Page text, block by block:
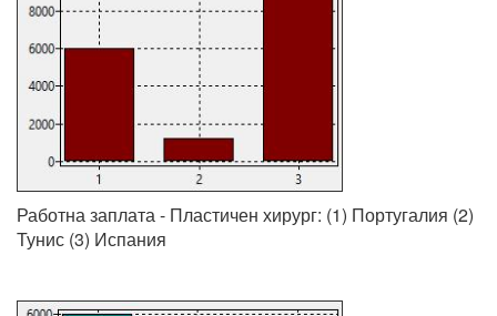
Работна заплата - Пластичен хирург: (1) Португалия (2)
Тунис (3) Испания